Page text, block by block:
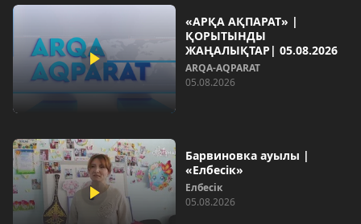
«АРҚА АҚПАРАТ» |
ҚОРЫТЫНДЫ
ЖАҢАЛЫҚТАР| 05.08.2026
ARQA-AQPARAT
05.08.2026
Барвиновка ауылы |
«Елбесік»
Елбесік
05.08.2026